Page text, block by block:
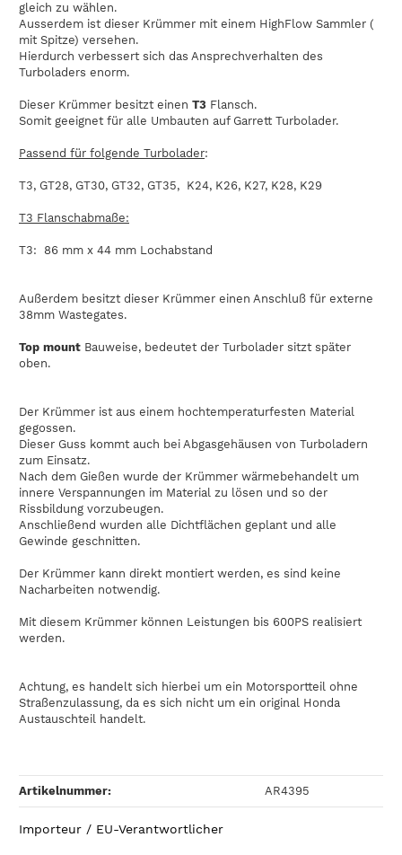
gleich zu wählen.
Ausserdem ist dieser Krümmer mit einem HighFlow Sammler (
mit Spitze) versehen.
Hierdurch verbessert sich das Ansprechverhalten des
Turboladers enorm.
Dieser Krümmer besitzt einen T3 Flansch.
Somit geeignet für alle Umbauten auf Garrett Turbolader.
Passend für folgende Turbolader:
T3, GT28, GT30, GT32, GT35, K24, K26, K27, K28, K29
T3 Flanschabmaße:
T3: 86 mm x 44 mm Lochabstand
Außerdem besitzt dieser Krümmer einen Anschluß für externe
38mm Wastegates.
Top mount Bauweise, bedeutet der Turbolader sitzt später
oben.
Der Krümmer ist aus einem hochtemperaturfesten Material
gegossen.
Dieser Guss kommt auch bei Abgasgehäusen von Turboladern
zum Einsatz.
Nach dem Gießen wurde der Krümmer wärmebehandelt um
innere Verspannungen im Material zu lösen und so der
Rissbildung vorzubeugen.
Anschließend wurden alle Dichtflächen geplant und alle
Gewinde geschnitten.
Der Krümmer kann direkt montiert werden, es sind keine
Nacharbeiten notwendig.
Mit diesem Krümmer können Leistungen bis 600PS realisiert
werden.
Achtung, es handelt sich hierbei um ein Motorsportteil ohne
Straßenzulassung, da es sich nicht um ein original Honda
Austauschteil handelt.
Artikelnummer: AR4395
Importeur / EU-Verantwortlicher